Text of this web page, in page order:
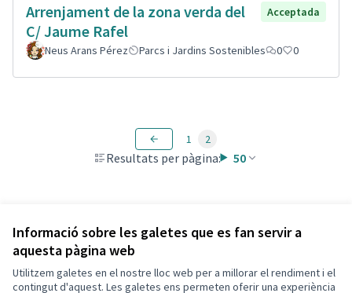
Informació sobre les galetes que es fan servir a
aquesta pàgina web
Utilitzem galetes en el nostre lloc web per a millorar el rendiment i el
contingut d'aquest. Les galetes ens permeten oferir una experiència
Arrenjament de la zona verda del
C/ Jaume Rafel
Acceptada
Neus Arans Pérez Parcs i Jardins Sostenibles 0 0
Resultats per pàgina: 50
1 2
Veure totes les propostes retirades
Termes i condicions d'ús
Configuració de les galetes